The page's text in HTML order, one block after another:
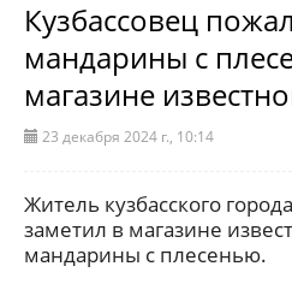
Кузбассовец
мандарины с
магазине
23 декабря 2024 г., 10:14
Житель кузбасского
заметил в магазине
мандарины с плесенью.